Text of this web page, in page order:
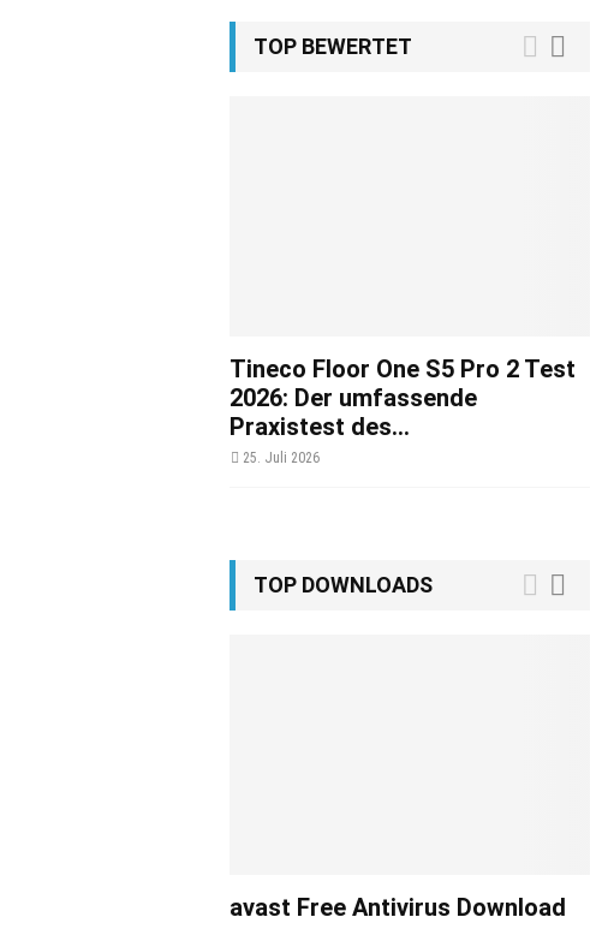
TOP BEWERTET
Tineco Floor One S5 Pro 2 Test
2026: Der umfassende
Praxistest des...
25. Juli 2026
TOP DOWNLOADS
avast Free Antivirus Download